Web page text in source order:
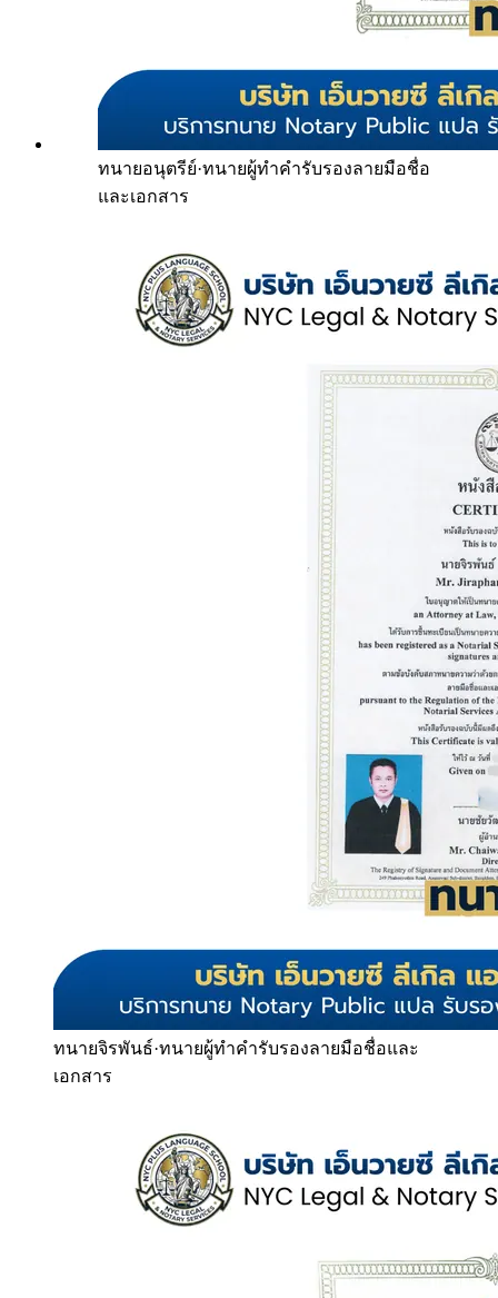
ทนายอนุตรีย์·ทนายผู้ทำคำรับรองลายมือชื่อ
และเอกสาร
ทนายจิรพันธ์·ทนายผู้ทำคำรับรองลายมือชื่อและ
เอกสาร